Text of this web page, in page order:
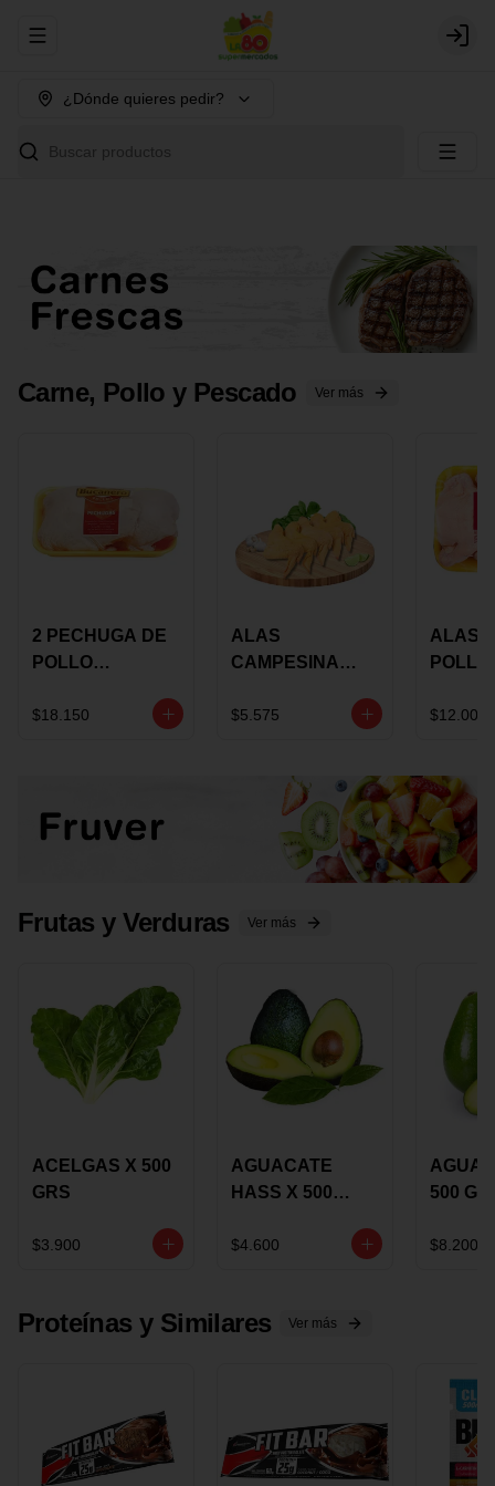
Abrir menu de navegación Login
¿Dónde quieres pedir?
Buscar productos
Carne, Pollo y Pescado Ver más
2 PECHUGA DE
POLLO
MARINADA X
$18.150
ALAS
CAMPESINA
COSTILLAR A
$5.575
ALAS
POLLO
$12.000
Frutas y Verduras Ver más
ACELGAS X 500
GRS
$3.900
AGUACATE
HASS X 500
$4.600
500
$8.200
Proteínas y Similares Ver más